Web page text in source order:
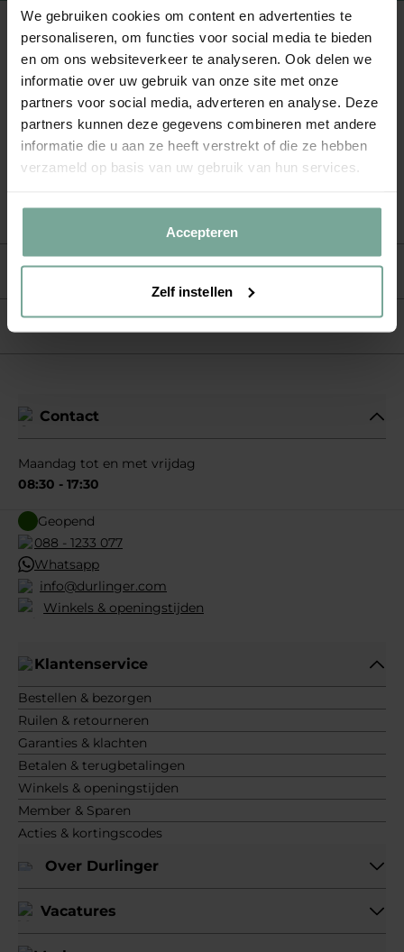
We gebruiken cookies om content en advertenties te
personaliseren, om functies voor social media te bieden
en om ons websiteverkeer te analyseren. Ook delen we
informatie over uw gebruik van onze site met onze
partners voor social media, adverteren en analyse. Deze
partners kunnen deze gegevens combineren met andere
informatie die u aan ze heeft verstrekt of die ze hebben
verzameld op basis van uw gebruik van hun services.
Accepteren
Zelf instellen
Maak je voeten én spieren weer blij met onze ijsgel! De
blauwe gel bevat de werkende bestandsdelen kamfer en
menthol, dit maakt de gel geschikt voor jeuk, zweet en
warme voeten. Door de unieke samenstelling van
exctracten wordt de gel snel door de huid opgenomen en
wordt deze langdurig verkoeld en verfrist. Daarom is de
ijsgel ook geschikt voor de verzorging van spieren en
spierkrampen. Gebruiksaanwijzing: aanbrengnen waar
Materiaal
Contact
Maandag tot en met vrijdag
08:30 - 17:30
Geopend
088 - 1233 077
Whatsapp
info@durlinger.com
Winkels & openingstijden
Klantenservice
Bestellen & bezorgen
Ruilen & retourneren
Garanties & klachten
Betalen & terugbetalingen
Winkels & openingstijden
Member & Sparen
Acties & kortingscodes
Over Durlinger
Vacatures